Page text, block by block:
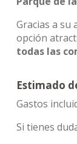
Gracias a su
opción
todas las
Estimado
Gastos
Si tienes